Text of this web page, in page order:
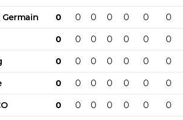
Germain 0 0 0 0 0 0 0
0 0 0 0 0 0 0
0 0 0 0 0 0 0
0 0 0 0 0 0 0
0 0 0 0 0 0 0